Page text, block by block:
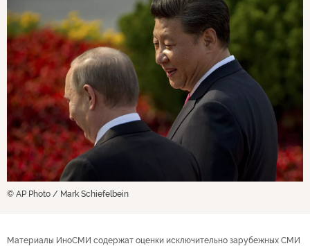
© AP Photo / Mark Schiefelbein
Материалы ИноСМИ содержат оценки исключительно зарубежных СМИ